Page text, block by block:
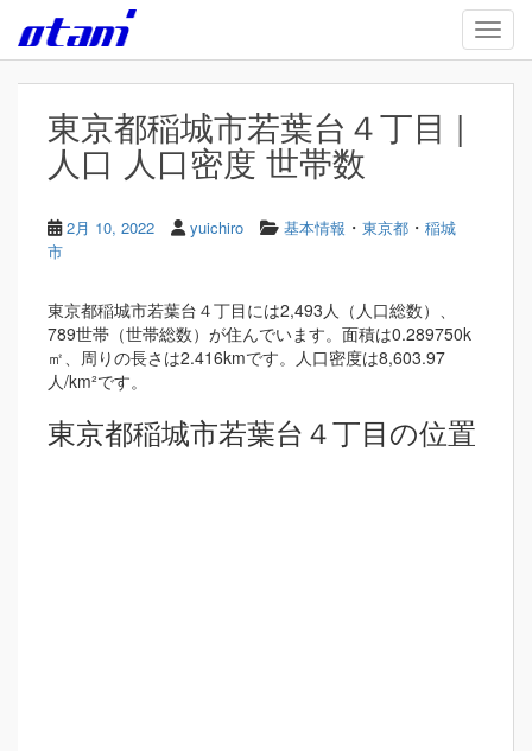
Skip to main content
東京都稲城市若葉台４丁目 |
人口 人口密度 世帯数
2月 10, 2022 yuichiro 基本情報 ・ 東京都 ・ 稲城
市
東京都稲城市若葉台４丁目には2,493人（人口総数）、
789世帯（世帯総数）が住んでいます。面積は0.289750k
㎡、周りの長さは2.416kmです。人口密度は8,603.97
人/km²です。
東京都稲城市若葉台４丁目の位置